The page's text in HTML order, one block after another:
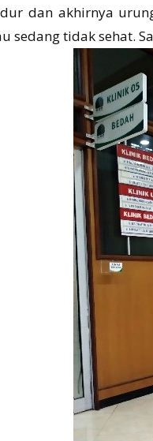
dan akhirnya
sedang tidak sehat.